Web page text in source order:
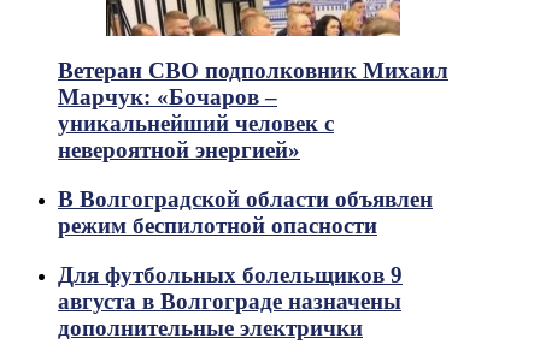
Ветеран СВО подполковник Михаил
Марчук: «Бочаров –
уникальнейший человек с
невероятной энергией»
В Волгоградской области объявлен
режим беспилотной опасности
Для футбольных болельщиков 9
августа в Волгограде назначены
дополнительные электрички